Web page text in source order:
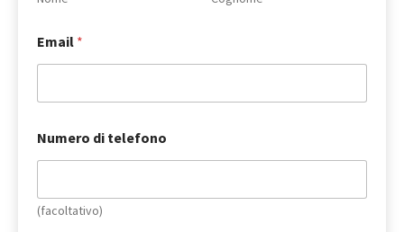
Email *
Numero di telefono
(facoltativo)